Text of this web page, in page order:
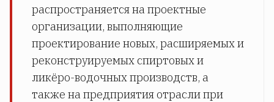
распространяется на проектные
организации, выполняющие
проектирование новых, расширяемых и
реконструируемых спиртовых и
ликёро-водочных производств, а
также на предприятия отрасли при